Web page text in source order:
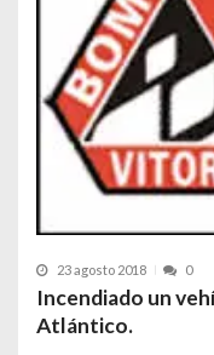
23 agosto 2018 0
Incendiado un
Atlántico.